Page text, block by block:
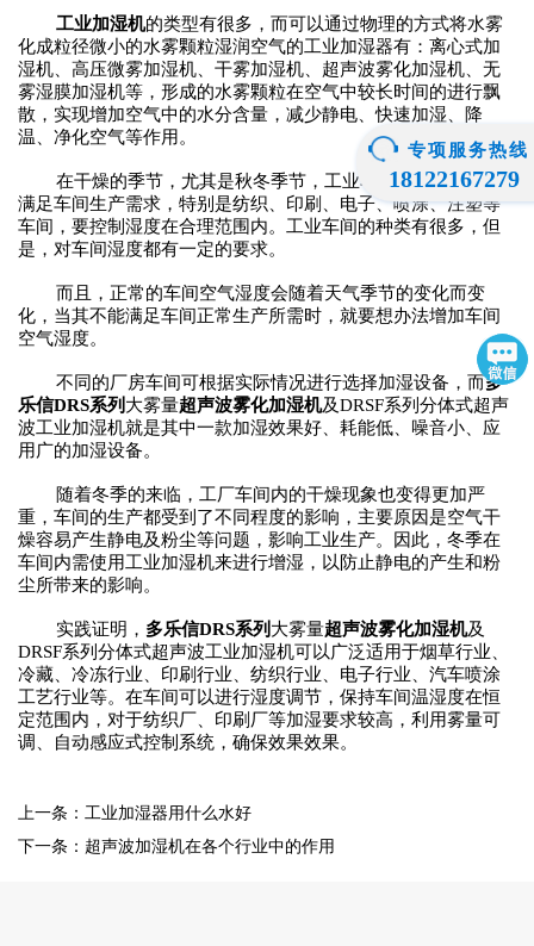
工业加湿机的类型有很多，而可以通过物理的方式将水雾
化成粒径微小的水雾颗粒湿润空气的工业加湿器有：离心式加
湿机 、高压微雾加湿机 、干雾加湿机 、超声波雾化加湿机 、无
雾湿膜加湿机等，形成的水雾颗粒在空气中较长时间的进行飘
散，实现增加空气中的水分含量，减少静电、快速加湿、降
温、净化空气等作用。
在干燥的季节，尤其是秋冬季节，工业车间湿度低，不能
满足车间生产需求，特别是纺织、印刷、电子、喷涂、注塑等
车间，要控制湿度在合理范围内。工业车间的种类有很多，但
是，对车间湿度都有一定的要求。
而且，正常的车间空气湿度会随着天气季节的变化而变
化，当其不能满足车间正常生产所需时，就要想办法增加车间
空气湿度。
不同的厂房车间可根据实际情况进行选择加湿设备，而多
乐信DRS系列 大雾量超声波雾化加湿机及DRSF系列 分体式超声
波工业加湿机就是其中一款加湿效果好、耗能低、噪音小、应
用广的加湿设备。
随着冬季的来临，工厂车间内的干燥现象也变得更加严
重，车间的生产都受到了不同程度的影响，主要原因是空气干
燥容易产生静电及粉尘等问题，影响工业生产。因此，冬季在
车间内需使用工业加湿机来进行增湿，以防止静电的产生和粉
尘所带来的影响。
实践证明， 多乐信DRS系列 大雾量超声波雾化加湿机及
DRSF系列 分体式超声波工业加湿机可以广泛适用于烟草行业、
冷藏、冷冻行业、印刷行业、纺织行业、电子行业、汽车喷涂
工艺行业等。在车间可以进行湿度调节，保持车间温湿度在恒
定范围内，对于纺织厂、印刷厂等加湿要求较高，利用雾量可
调、自动感应式控制系统，确保效果效果。
上一条：工业加湿器用什么水好
下一条：超声波加湿机在各个行业中的作用
专项服务热线
18122167279